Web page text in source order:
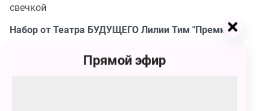
свечкой
Набор от Театра БУДУЩЕГО Лилии Тим "Премиум"
(нашего режиссёра, исполнительницы роли девочки
Прямой эфир